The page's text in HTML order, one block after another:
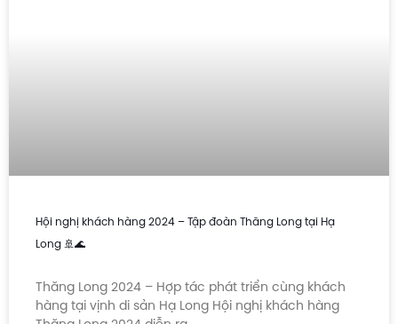
Hội nghị khách hàng 2024 – Tập đoàn Thăng Long tại Hạ
Long 🚢🌊
Thăng Long 2024 – Hợp tác phát triển cùng khách
hàng tại vịnh di sản Hạ Long Hội nghị khách hàng